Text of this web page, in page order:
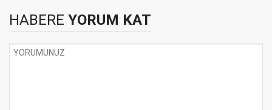
HABERE YORUM KAT